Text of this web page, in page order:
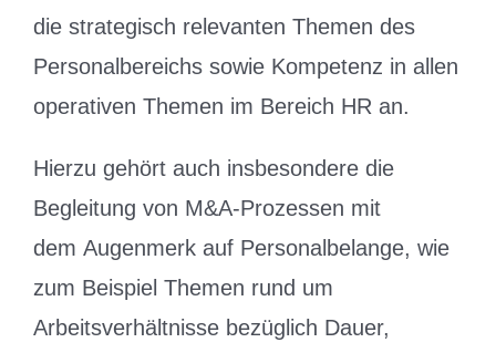
die strategisch relevanten Themen des
Personalbereichs sowie Kompetenz in allen
operativen Themen im Bereich HR an.
Hierzu gehört auch insbesondere die
Begleitung von M&A-Prozessen mit
dem Augenmerk auf Personalbelange, wie
zum Beispiel Themen rund um
Arbeitsverhältnisse bezüglich Dauer,